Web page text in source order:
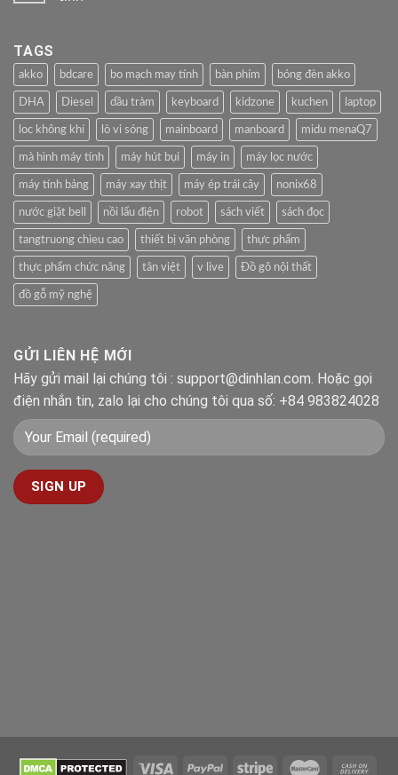
TAGS
akko bdcare bo mạch may tính bàn phím bóng đèn akko
DHA Diesel dầu tràm keyboard kidzone kuchen laptop
loc không khí lò vi sóng mainboard manboard midu menaQ7
mà hình máy tính máy hút bụi máy in máy lọc nước
máy tính bảng máy xay thịt máy ép trái cây nonix68
nước giặt bell nồi lẩu điện robot sách viết sách đọc
tangtruong chieu cao thiết bị văn phòng thực phẩm
thực phẩm chức năng tân việt v live Đồ gõ nội thất
đồ gỗ mỹ nghệ
GỬI LIÊN HỆ MỚI
Hãy gửi mail lại chúng tôi : support@dinhlan.com. Hoặc gọi
điện nhắn tin, zalo lại cho chúng tôi qua số: +84 983824028